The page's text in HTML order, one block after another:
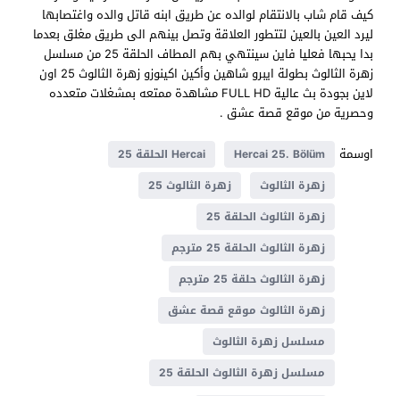
كيف قام شاب بالانتقام لوالده عن طريق ابنه قاتل والده واغتصابها
ليرد العين بالعين لتتطور العلاقة وتصل بينهم الى طريق مغلق بعدما
بدا يحبها فعليا فاين سينتهي بهم المطاف الحلقة 25 من مسلسل
زهرة الثالوث بطولة ايبرو شاهين وأكين اكينوزو زهرة الثالوث 25 اون
لاين بجودة بث عالية FULL HD مشاهدة ممتعه بمشغلات متعدده
وحصرية من موقع قصة عشق .
اوسمة
Hercai 25. Bölüm
Hercai الحلقة 25
زهرة الثالوث
زهرة الثالوث 25
زهرة الثالوث الحلقة 25
زهرة الثالوث الحلقة 25 مترجم
زهرة الثالوث حلقة 25 مترجم
زهرة الثالوث موقع قصة عشق
مسلسل زهرة الثالوث
مسلسل زهرة الثالوث الحلقة 25